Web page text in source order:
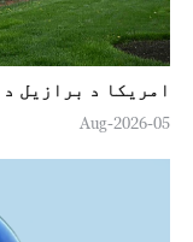
امریکا د برازیل
05-Aug-2026